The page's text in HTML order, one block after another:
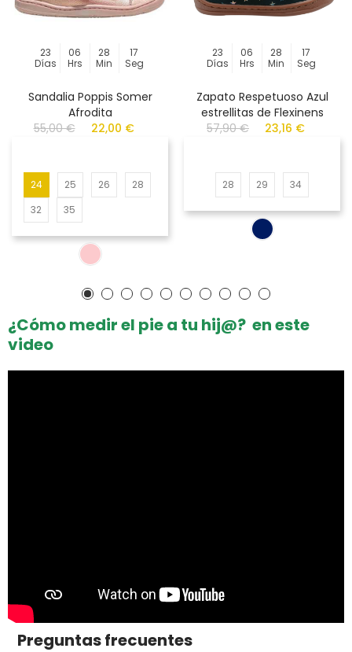
23
Días
06
Hrs
28
Min
17
Seg
Sandalia Poppis Somer
Afrodita
55,00 €
22,00 €
24 25 26
28
32
35
23
Días
06
Hrs
28
Min
17
Seg
Zapato Respetuoso Azul
estrellitas de Flexinens
57,90 €
23,16 €
28 29 34
¿Cómo medir el pie a tu hij@? en este
video
Preguntas frecuentes